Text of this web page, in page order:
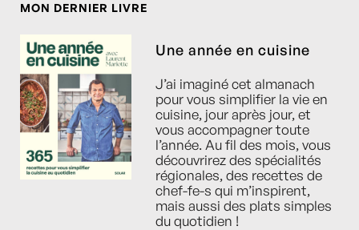
MON DERNIER LIVRE
Une année en cuisine
J’ai imaginé cet almanach
pour vous simplifier la vie en
cuisine, jour après jour, et
vous accompagner toute
l’année. Au fil des mois, vous
découvrirez des spécialités
régionales, des recettes de
chef-fe-s qui m’inspirent,
mais aussi des plats simples
du quotidien !